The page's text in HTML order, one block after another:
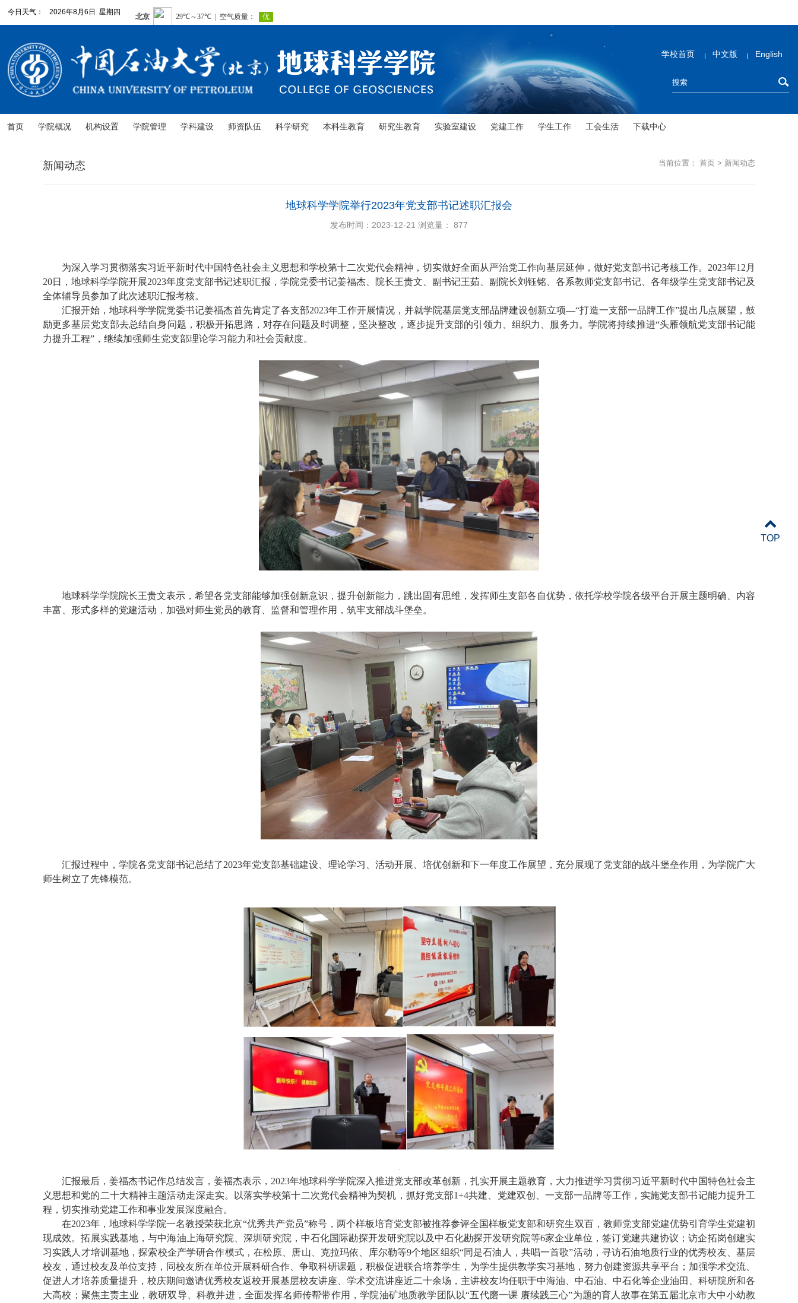
今日天气： 2026年8月6日 星期四
学校首页 中文版 English
首页 学院概况 机构设置 学院管理 学科建设 师资队伍 科学研究 本科生教育 研究生教育 实验室建设 党建工作 学生工作 工会生活 下载中心
当前位置： 首页 > 新闻动态
新闻动态
地球科学学院举行2023年党支部书记述职汇报会
发布时间：2023-12-21 浏览量： 877
为深入学习贯彻落实习近平新时代中国特色社会主义思想和学校第十二次党代会精神，切实做好全面从严治党工作向基层延伸，做好党支部书记考核工作。2023年12 月
20日，地球科学学院开展2023年度党支部书记述职汇报，学院党委书记姜福杰、院长王贵文、副书记王茹、副院长刘钰铭、各系教师党支部书记、各年级学生党支部书记及
全体辅导员参加了此次述职汇报考核。
汇报开始，地球科学学院党委书记姜福杰首先肯定了各支部2023年工作开展情况，并就学院基层党支部品牌建设创新立项—“打造一支部一品牌工作”提出几点展望，鼓
励更多基层党支部去总结自身问题，积极开拓思路，对存在问题及时调整，坚决整改，逐步提升支部的引领力、组织力、服务力。学院将持续推进“头雁领航党支部书记能
力提升工程”，继续加强师生党支部理论学习能力和社会贡献度。
地球科学学院院长王贵文表示，希望各党支部能够加强创新意识，提升创新能力，跳出固有思维，发挥师生支部各自优势，依托学校学院各级平台开展主题明确、内容
丰富、形式多样的党建活动，加强对师生党员的教育、监督和管理作用，筑牢支部战斗堡垒。
汇报过程中，学院各党支部书记总结了2023年党支部基础建设、理论学习、活动开展、培优创新和下一年度工作展望，充分展现了党支部的战斗堡垒作用，为学院广大
师生树立了先锋模范。
汇报最后，姜福杰书记作总结发言，姜福杰表示， 2023年地球科学学院深入推进党支部改革创新，扎实开展主题教育，大力推进学习贯彻习近平新时代中国特色社会主
义思想和党的二十大精神主题活动走深走实。以落实学校第十二次党代会精神为契机，抓好党支部1+4共建、党建双创、一支部一品牌等工作，实施党支部书记能力提升工
程，切实推动党建工作和事业发展深度融合。
在2023年 ，地球科学学院一名教授荣获北京“优秀共产党员”称号，两个样板培育党支部被推荐参评全国样板党支部和研究生双百，教师党支部党建优势引育学生党建初
现成效。拓展实践基地，与中海油上海研究院、深圳研究院，中石化国际勘探开发研究院以及中石化勘探开发研究院等6家企业单位，签订党建共建协议；访企拓岗创建实
习实践人才培训基地，探索校企产学研合作模式，在松原、唐山、克拉玛依、库尔勒等9个地区组织“同是石油人，共唱一首歌”活动，寻访石油地质行业的优秀校友、基层
校友，通过校友及单位支持，同校友所在单位开展科研合作、争取科研课题，积极促进联合培养学生，为学生提供教学实习基地，努力创建资源共享平台；加强学术交流、
促进人才培养质量提升，校庆期间邀请优秀校友返校开展基层校友讲座、学术交流讲座近二十余场，主讲校友均任职于中海油、中石油、中石化等企业油田、科研院所和各
大高校；聚焦主责主业，教研双导、科教并进，全面发挥名师传帮带作用，学院油矿地质教学团队以“五代磨一课 赓续践三心”为题的育人故事在第五届北京市大中小幼教
TOP